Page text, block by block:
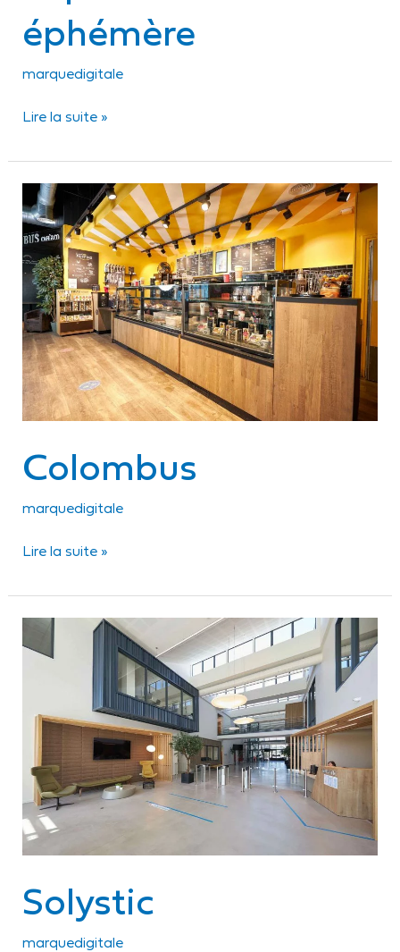
éphémère
marquedigitale
Lire la suite »
Colombus
marquedigitale
Colombus
Lire la suite »
Solystic
marquedigitale
Solystic